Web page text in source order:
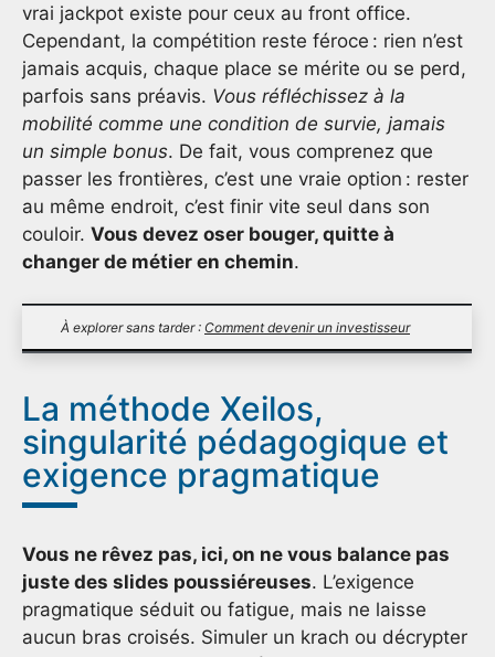
vrai jackpot existe pour ceux au front office.
Cependant, la compétition reste féroce : rien n’est
jamais acquis, chaque place se mérite ou se perd,
parfois sans préavis. Vous réfléchissez à la
mobilité comme une condition de survie, jamais
un simple bonus. De fait, vous comprenez que
passer les frontières, c’est une vraie option : rester
au même endroit, c’est finir vite seul dans son
couloir. Vous devez oser bouger, quitte à
changer de métier en chemin.
À explorer sans tarder : Comment devenir un investisseur
La méthode Xeilos,
singularité pédagogique et
exigence pragmatique
Vous ne rêvez pas, ici, on ne vous balance pas
juste des slides poussiéreuses. L’exigence
pragmatique séduit ou fatigue, mais ne laisse
aucun bras croisés. Simuler un krach ou décrypter